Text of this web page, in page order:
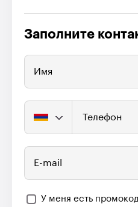
Заполните
Имя
Телефон
E-mail
У меня есть